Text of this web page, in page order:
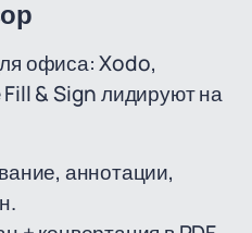
офиса: Xodo,
& Sign лидируют на
аннотации,